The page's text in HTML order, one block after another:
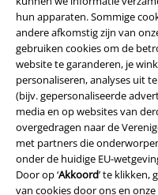
hun apparaten. Sommige
andere afkomstig zijn van
gebruiken cookies om de
website te garanderen, je
personaliseren, analyses uit
(bijv. gepersonaliseerde
media en op websites van
overgedragen naar de
met partners die
onder de huidige EU-
Door op ‘Akkoord’ te klikken,
van cookies door ons en
Legal
Algemene Voorwaarden
Bedrijfsgegevens
Privacyverklaring
Verklaring van conformiteit